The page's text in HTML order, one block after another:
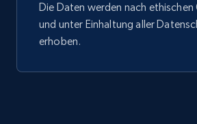
Die Daten werden nach
und unter Einhaltung aller
erhoben.